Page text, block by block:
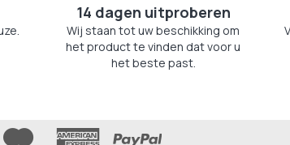
14 dagen uitproberen
Wij staan tot uw beschikking om
het product te vinden dat voor u
het beste past.